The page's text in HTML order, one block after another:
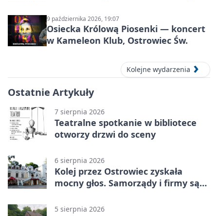
9 października 2026, 19:07
Osiecka Królową Piosenki — koncert
w Kameleon Klub, Ostrowiec Św.
Kolejne wydarzenia
Ostatnie Artykuły
7 sierpnia 2026
Teatralne spotkanie w bibliotece
otworzy drzwi do sceny
6 sierpnia 2026
Kolej przez Ostrowiec zyskała
mocny głos. Samorządy i firmy są
5 sierpnia 2026